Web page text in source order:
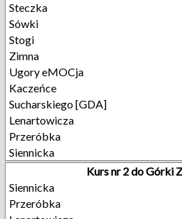
Steczka
Sówki
Stogi
Zimna
Ugory eMOCja
Kaczeńce
Sucharskiego [GDA]
Lenartowicza
Przeróbka
Siennicka
Kurs nr 2 do Górki
Siennicka
Przeróbka